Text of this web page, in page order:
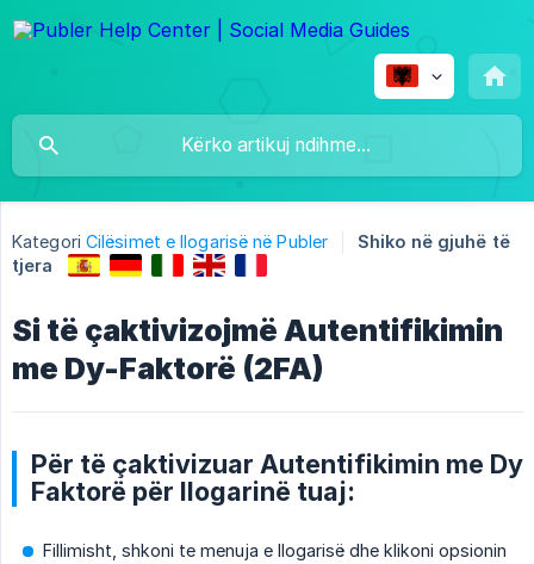
Kategori Cilësimet e llogarisë në Publer
Shiko në gjuhë të
tjera
Si të çaktivizojmë Autentifikimin
me Dy-Faktorë (2FA)
Për të çaktivizuar Autentifikimin me Dy
Faktorë për llogarinë tuaj:
Fillimisht, shkoni te menuja e llogarisë dhe klikoni opsionin